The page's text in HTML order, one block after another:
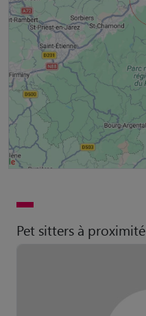
Pet sitters à proximité